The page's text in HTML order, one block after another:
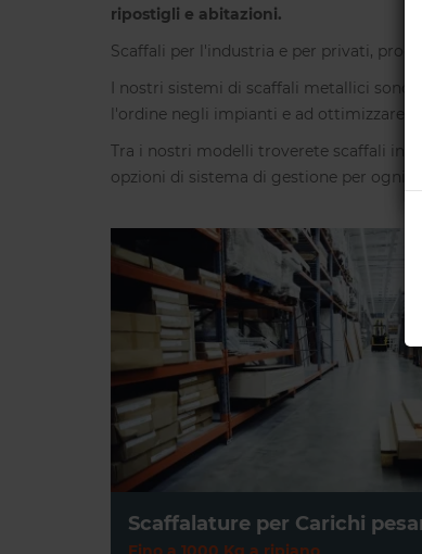
ripostigli e abitazioni.
Scaffali per l'industria e per privati,
I nostri sistemi di scaffali metallici sono
l'ordine negli impianti e ad ottimizzare i
Tra i nostri modelli troverete scaffali in
opzioni di sistema di gestione per ogni
Scaffalature per Carichi